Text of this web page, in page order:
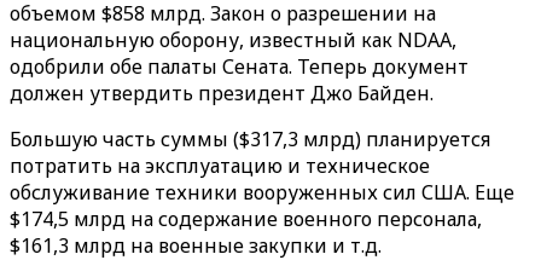
объемом $858 млрд. Закон о разрешении на
национальную оборону, известный как NDAA,
одобрили обе палаты Сената. Теперь документ
должен утвердить президент Джо Байден.
Большую часть суммы ($317,3 млрд) планируется
потратить на эксплуатацию и техническое
обслуживание техники вооруженных сил США. Еще
$174,5 млрд на содержание военного персонала,
$161,3 млрд на военные закупки и т.д.